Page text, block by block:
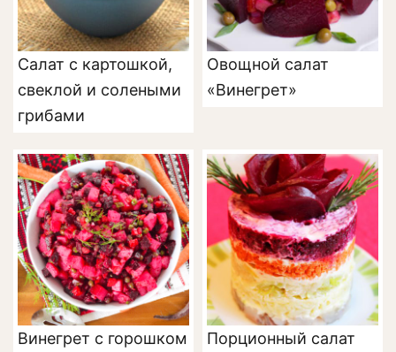
Салат с картошкой,
свеклой и солеными
грибами
Овощной салат
«Винегрет»
Винегрет с горошком
Порционный салат